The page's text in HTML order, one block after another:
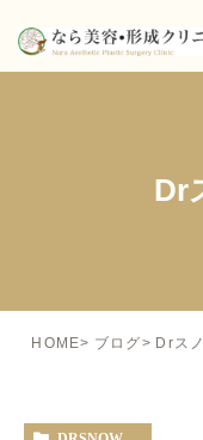
Dr
HOME ブログ Drス